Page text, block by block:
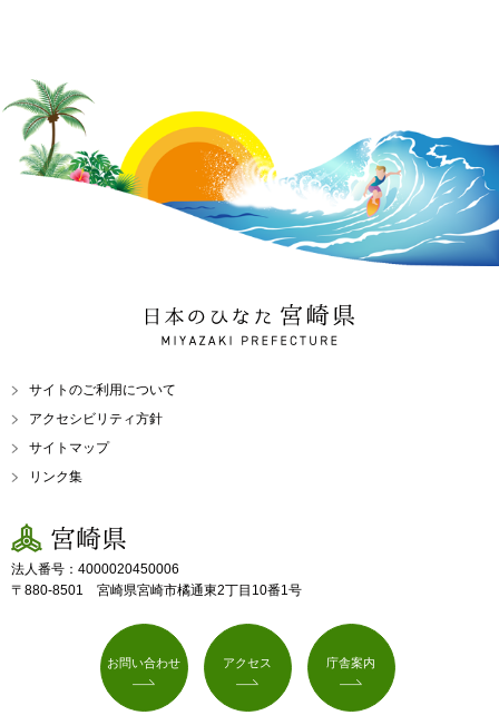
日本のひなた 宮崎県
MIYAZAKI PREFECTURE
サイトのご利用について
アクセシビリティ方針
サイトマップ
リンク集
宮崎県
法人番号：4000020450006
〒880-8501 宮崎県宮崎市橘通東2丁目10番1号
お問い合わせ アクセス 庁舎案内